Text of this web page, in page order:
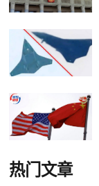
热门文章